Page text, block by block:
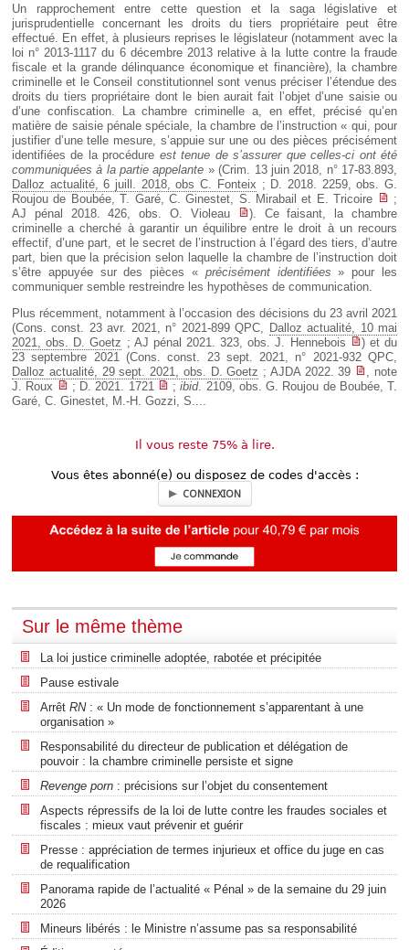
Un rapprochement entre cette question et la saga législative et
jurisprudentielle concernant les droits du tiers propriétaire peut être
effectué. En effet, à plusieurs reprises le législateur (notamment avec la
loi n° 2013-1117 du 6 décembre 2013 relative à la lutte contre la fraude
fiscale et la grande délinquance économique et financière), la chambre
criminelle et le Conseil constitutionnel sont venus préciser l’étendue des
droits du tiers propriétaire dont le bien aurait fait l’objet d’une saisie ou
d’une confiscation. La chambre criminelle a, en effet, précisé qu’en
matière de saisie pénale spéciale, la chambre de l’instruction « qui, pour
justifier d’une telle mesure, s’appuie sur une ou des pièces précisément
identifiées de la procédure est tenue de s’assurer que celles-ci ont été
communiquées à la partie appelante » (Crim. 13 juin 2018, n° 17-83.893,
Dalloz actualité, 6 juill. 2018, obs C. Fonteix ; D. 2018. 2259, obs. G.
Roujou de Boubée, T. Garé, C. Ginestet, S. Mirabail et E. Tricoire
;
AJ pénal 2018. 426, obs. O. Violeau
). Ce faisant, la chambre
criminelle a cherché à garantir un équilibre entre le droit à un recours
effectif, d’une part, et le secret de l’instruction à l’égard des tiers, d’autre
part, bien que la précision selon laquelle la chambre de l’instruction doit
s’être appuyée sur des pièces « précisément identifiées » pour les
communiquer semble restreindre les hypothèses de communication.
Plus récemment, notamment à l’occasion des décisions du 23 avril 2021
(Cons. const. 23 avr. 2021, n° 2021-899 QPC, Dalloz actualité, 10 mai
2021, obs. D. Goetz ; AJ pénal 2021. 323, obs. J. Hennebois
) et du
23 septembre 2021 (Cons. const. 23 sept. 2021, n° 2021-932 QPC,
Dalloz actualité, 29 sept. 2021, obs. D. Goetz ; AJDA 2022. 39
, note
J. Roux
; D. 2021. 1721 ;ibid. 2109, obs. G. Roujou de Boubée, T.
Garé, C. Ginestet, M.-H. Gozzi, S....
Il vous reste 75% à lire.
Vous êtes abonné(e) ou disposez de codes d'accès :
CONNEXION
Sur le même thème
La loi justice criminelle adoptée, rabotée et précipitée
Pause estivale
Arrêt RN: « Un mode de fonctionnement s’apparentant à une
organisation »
Responsabilité du directeur de publication et délégation de
pouvoir : la chambre criminelle persiste et signe
Revenge porn : précisions sur l’objet du consentement
Aspects répressifs de la loi de lutte contre les fraudes sociales et
fiscales : mieux vaut prévenir et guérir
Presse : appréciation de termes injurieux et office du juge en cas
de requalification
Panorama rapide de l’actualité « Pénal » de la semaine du 29 juin
2026
Mineurs libérés : le Ministre n’assume pas sa responsabilité